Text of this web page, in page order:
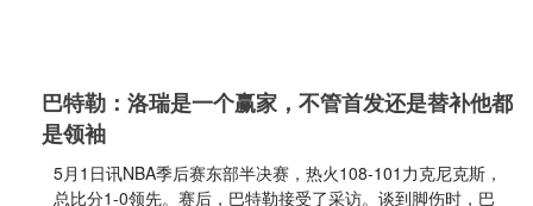
巴特勒：洛瑞是一个赢家，不管首发还是替补他都
是领袖
5月1日讯NBA季后赛东部半决赛，热火108-101力克尼克斯，
总比分1-0领先。赛后，巴特勒接受了采访。谈到脚伤时，巴